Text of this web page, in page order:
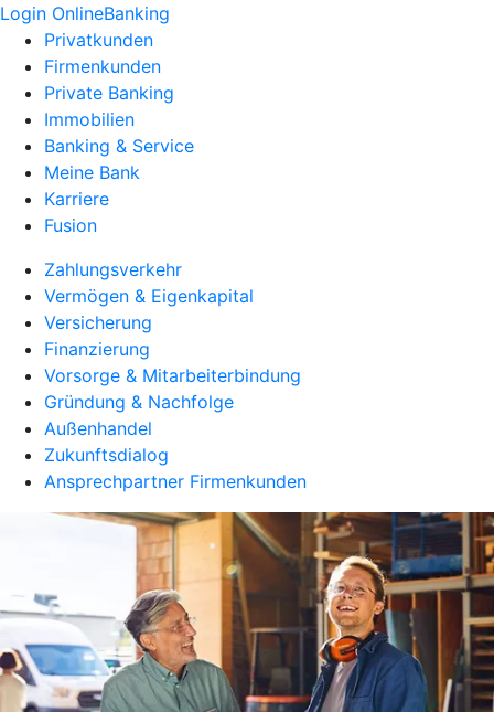
Login OnlineBanking
Privatkunden
Firmenkunden
Private Banking
Immobilien
Banking & Service
Meine Bank
Karriere
Fusion
Zahlungsverkehr
Vermögen & Eigenkapital
Versicherung
Finanzierung
Vorsorge & Mitarbeiterbindung
Gründung & Nachfolge
Außenhandel
Zukunftsdialog
Ansprechpartner Firmenkunden